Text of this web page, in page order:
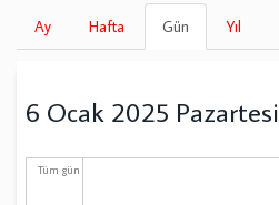
Birincil
sekmeler
Ay Hafta Gün
sekme)
Yıl
6 Ocak 2025 Pazartesi
Tüm gün